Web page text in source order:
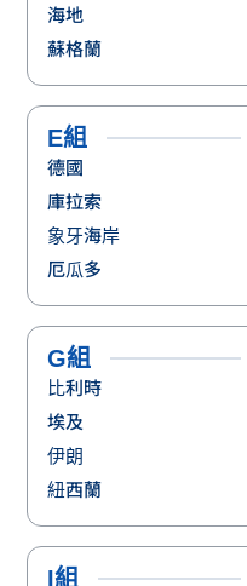
海地
蘇格蘭
E組
德國
庫拉索
象牙海岸
厄瓜多
G組
比利時
埃及
伊朗
紐西蘭
I組